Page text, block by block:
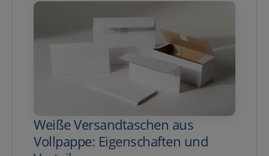
Weiße Versandtaschen aus
Vollpappe: Eigenschaften und